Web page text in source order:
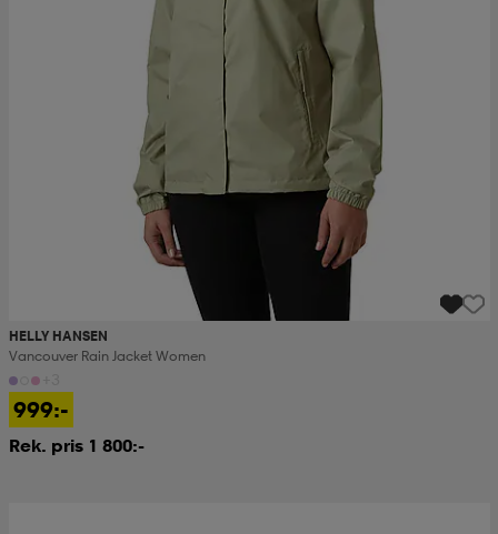
HELLY HANSEN
Vancouver Rain Jacket Women
999:-
Rek. pris 1 800:-